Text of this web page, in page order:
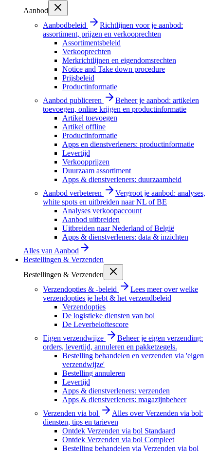
Aanbod
Aanbodbeleid
Richtlijnen voor je aanbod:
assortiment, prijzen en verkooprechten
Assortimentsbeleid
Verkooprechten
Merkrichtlijnen en eigendomsrechten
Notice and Take down procedure
Prijsbeleid
Productinformatie
Aanbod publiceren
Beheer je aanbod: artikelen
toevoegen, online krijgen en productinformatie
Artikel toevoegen
Artikel offline
Productinformatie
Apps en dienstverleners: productinformatie
Levertijd
Verkoopprijzen
Duurzaam assortiment
Apps & dienstverleners: duurzaamheid
Aanbod verbeteren
Vergroot je aanbod: analyses,
white spots en uitbreiden naar NL of BE
Analyses verkoopaccount
Aanbod uitbreiden
Uitbreiden naar Nederland of België
Apps & dienstverleners: data & inzichten
Alles van Aanbod
Bestellingen & Verzenden
Bestellingen & Verzenden
Verzendopties & -beleid
Lees meer over welke
verzendopties je hebt & het verzendbeleid
Verzendopties
De logistieke diensten van bol
De Leverbeloftescore
Eigen verzendwijze
Beheer je eigen verzending:
orders, levertijd, annuleren en pakketzegels.
Bestelling behandelen en verzenden via 'eigen
verzendwijze'
Bestelling annuleren
Levertijd
Apps & dienstverleners: verzenden
Apps & dienstverleners: magazijnbeheer
Verzenden via bol
Alles over Verzenden via bol:
diensten, tips en tarieven
Ontdek Verzenden via bol Standaard
Ontdek Verzenden via bol Compleet
Bestelling behandelen via Verzenden via bol